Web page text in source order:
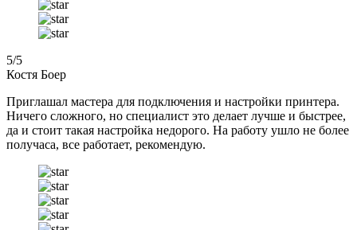
5/5
Костя Боер
Приглашал мастера для подключения и настройки принтера.
Ничего сложного, но специалист это делает лучше и быстрее,
да и стоит такая настройка недорого. На работу ушло не более
получаса, все работает, рекомендую.